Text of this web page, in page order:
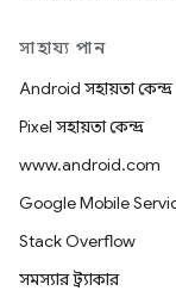
সাহায্য পান
Android সহায়তা কেন্দ্র
Pixel সহায়তা কেন্দ্র
www.android.com
Google Mobile
Stack Overflow
সমস্যার ট্র্যাকার